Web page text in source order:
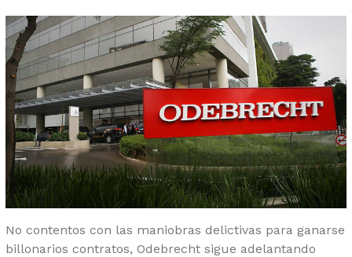
No contentos con las maniobras delictivas para ganarse
billonarios contratos, Odebrecht sigue adelantando